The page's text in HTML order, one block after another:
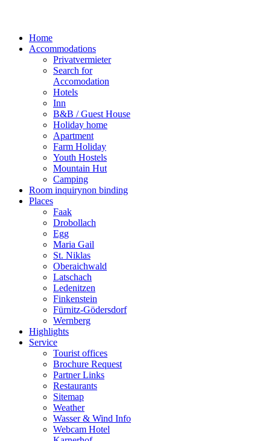
Home
Accommodations
Privatvermieter
Search for
Accomodation
Hotels
Inn
B&B / Guest House
Holiday home
Apartment
Farm Holiday
Youth Hostels
Mountain Hut
Camping
Room inquirynon binding
Places
Faak
Drobollach
Egg
Maria Gail
St. Niklas
Oberaichwald
Latschach
Ledenitzen
Finkenstein
Fürnitz-Gödersdorf
Wernberg
Highlights
Service
Tourist offices
Brochure Request
Partner Links
Restaurants
Sitemap
Weather
Wasser & Wind Info
Webcam Hotel